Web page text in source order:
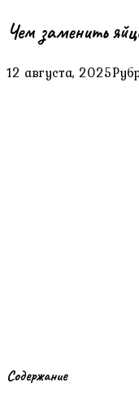
Чем заменить
12 августа, 2025
Содержание